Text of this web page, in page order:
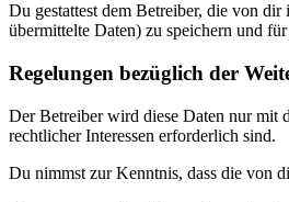
Du gestattest dem Betreiber, die von
übermittelte Daten) zu speichern und
Regelungen bezüglich der
Der Betreiber wird diese Daten nur mit
rechtlicher Interessen erforderlich sind.
Du nimmst zur Kenntnis, dass die von